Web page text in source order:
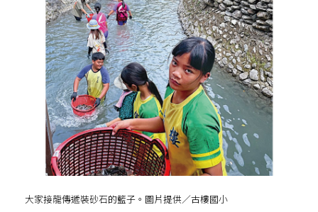
大家接龍傳遞裝砂石的籃子。圖片提供／古樓國小